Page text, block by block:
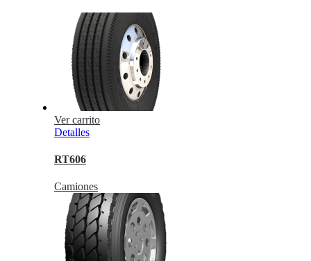
Ver carrito
Detalles
RT606
Camiones